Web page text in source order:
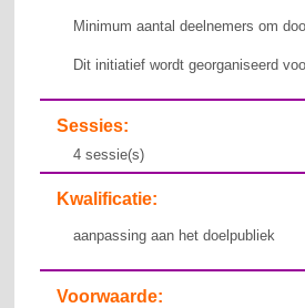
Minimum aantal deelnemers om
Dit initiatief wordt georganiseerd
Sessies:
4 sessie(s)
Kwalificatie:
aanpassing aan het doelpubliek
Voorwaarde: